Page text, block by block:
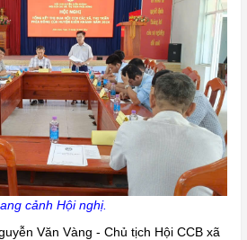
cảnh Hội nghị.
Văn Vàng - Chủ tịch Hội CCB xã